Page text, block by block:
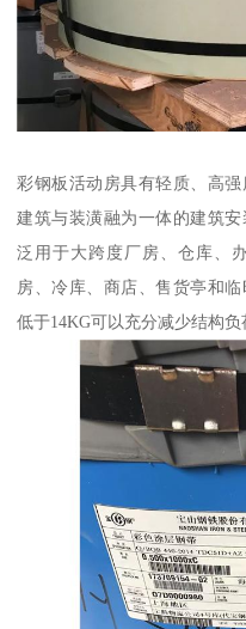
彩钢板活动房具有轻质、高
建筑与装潢融为一体的建筑
泛用于大跨度厂房、仓库、
房、冷库、商店、售货亭和
低于14KG可以充分减少结构负